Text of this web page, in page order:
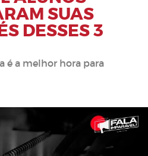
SUAS
DESSES 3
é a melhor hora para